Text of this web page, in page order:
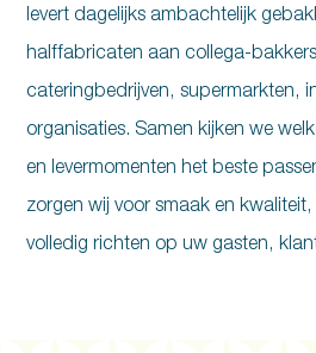
levert dagelijks ambachtelijk
halffabricaten aan collega-
cateringbedrijven, supermarkten,
organisaties. Samen kijken we
en levermomenten het beste
zorgen wij voor smaak en
volledig richten op uw gasten,